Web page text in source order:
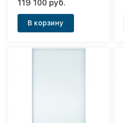
PSH 100 Universal EL
119 100 руб.
В корзину